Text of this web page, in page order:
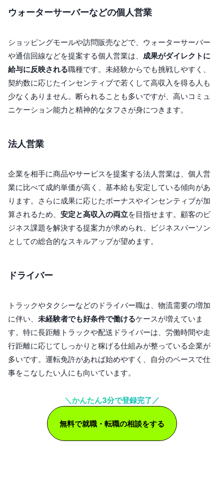
ウォーターサーバーなどの個人営業
ショッピングモールや訪問販売などで、ウォーターサーバー
や通信回線などを提案する個人営業は、 成果がダイレクトに
給与に反映される職種です。未経験からでも挑戦しやすく、
契約数に応じたインセンティブで若くして高収入を得る人も
少なくありません。断られることも多いですが、高いコミュ
ニケーション能力と精神的なタフさが身につきます。
法人営業
企業を相手に商品やサービスを提案する法人営業は、個人営
業に比べて成約単価が高く、基本給も安定している傾向があ
ります。さらに成果に応じたボーナスやインセンティブが加
算されるため、 安定と高収入の両立を目指せます。顧客のビ
ジネス課題を解決する提案力が求められ、ビジネスパーソン
としての総合的なスキルアップが望めます。
ドライバー
トラックやタクシーなどのドライバー職は、物流需要の増加
に伴い、 未経験者でも好条件で働けるケースが増えていま
す。特に長距離トラックや配送ドライバーは、労働時間や走
行距離に応じてしっかりと稼げる仕組みが整っている企業が
多いです。運転免許があれば始めやすく、自分のペースで仕
事をこなしたい人にも向いています。
＼かんたん3分で登録完了／
無料で就職・転職の相談をする